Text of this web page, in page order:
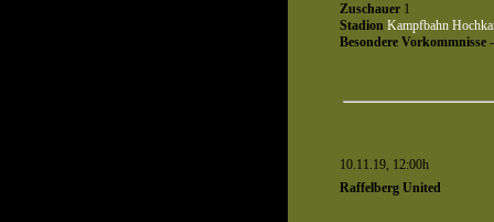
Zuschauer1
Stadion Kampfbahn
Besondere Vorkommnisse-
10.11.19, 12:00hSpiel 1181
Raffelberg United